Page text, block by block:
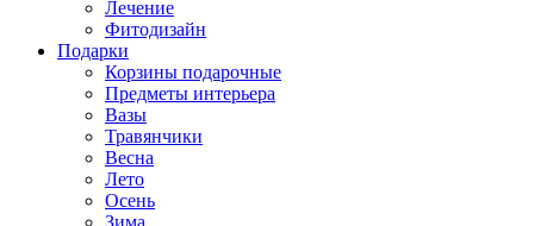
Лечение
Фитодизайн
Подарки
Корзины подарочные
Предметы интерьера
Вазы
Травянчики
Весна
Лето
Осень
Зима